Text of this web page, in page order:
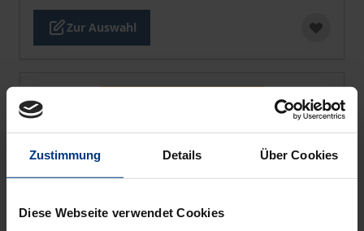
Zustimmung Details Über Cookies
Diese Webseite verwendet Cookies
Zur Auswahl